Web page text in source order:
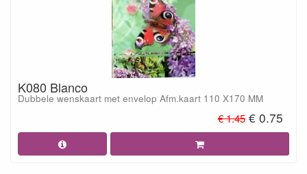
K080 Blanco
Dubbele wenskaart met envelop Afm.kaart 110 X170 MM
€ 1.45 € 0.75